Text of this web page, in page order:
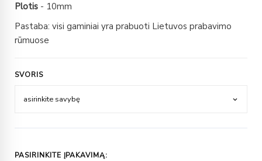
Plotis - 10mm
Pastaba: visi gaminiai yra prabuoti Lietuvos prabavimo
rūmuose
SVORIS
PASIRINKITE ĮPAKAVIMĄ: